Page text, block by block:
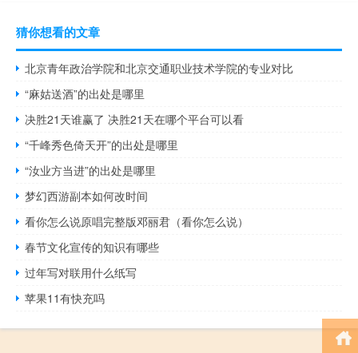
猜你想看的文章
北京青年政治学院和北京交通职业技术学院的专业对比
“麻姑送酒”的出处是哪里
决胜21天谁赢了 决胜21天在哪个平台可以看
“千峰秀色倚天开”的出处是哪里
“汝业方当进”的出处是哪里
梦幻西游副本如何改时间
看你怎么说原唱完整版邓丽君（看你怎么说）
春节文化宣传的知识有哪些
过年写对联用什么纸写
苹果11有快充吗